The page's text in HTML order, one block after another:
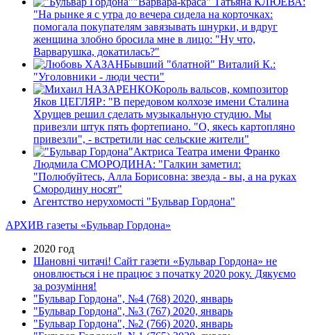
"На рынке я с утра до вечера сидела на корточках:
помогала покупателям завязывать шнурки, и вдруг
женщина злобно бросила мне в лицо: "Ну что,
Варварушка, докатилась?"
Бывший "блатной" Виталий К.:
"Уголовники - люди чести"
Король вальсов, композитор
Яков ЦЕГЛЯР: "В передовом колхозе имени Сталина
Хрущев решил сделать музыкальную студию. Мы
привезли штук пять фортепиано. "О, якесь картопляно
привезли", - встретили нас сельские жители"
Актриса Театра имени Франко
Людмила СМОРОДИНА: "Галкин заметил:
"Полюбуйтесь, Алла Борисовна: звезда - вы, а на руках
Смородину носят"
Агентство нерухомості "Бульвар Гордона"
АРХИВ газеты «Бульвар Гордона»
2020 год
Шановні читачі! Сайт газети «Бульвар Гордона» не
оновлюється і не працює з початку 2020 року. Дякуємо
за розуміння!
"Бульвар Гордона", №4 (768) 2020, январь
"Бульвар Гордона", №3 (767) 2020, январь
"Бульвар Гордона", №2 (766) 2020, январь